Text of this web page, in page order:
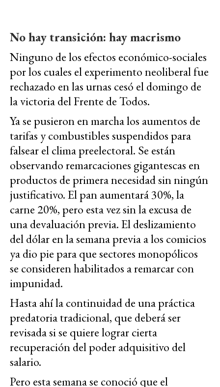
No hay transición: hay macrismo
Ninguno de los efectos económico-sociales
por los cuales el experimento neoliberal fue
rechazado en las urnas cesó el domingo de
la victoria del Frente de Todos.
Ya se pusieron en marcha los aumentos de
tarifas y combustibles suspendidos para
falsear el clima preelectoral. Se están
observando remarcaciones gigantescas en
productos de primera necesidad sin ningún
justificativo. El pan aumentará 30%, la
carne 20%, pero esta vez sin la excusa de
una devaluación previa. El deslizamiento
del dólar en la semana previa a los comicios
ya dio pie para que sectores monopólicos
se consideren habilitados a remarcar con
impunidad.
Hasta ahí la continuidad de una práctica
predatoria tradicional, que deberá ser
revisada si se quiere lograr cierta
recuperación del poder adquisitivo del
salario.
Pero esta semana se conoció que el